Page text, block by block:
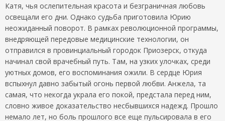
Катя, чья ослепительная красота и безграничная любовь
освещали его дни. Однако судьба приготовила Юрию
неожиданный поворот. В рамках революционной программы,
внедряющей передовые медицинские технологии, он
отправился в провинциальный городок Приозерск, откуда
начинал свой врачебный путь. Там, на узких улочках, среди
уютных домов, его воспоминания ожили. В сердце Юрия
вспыхнул давно забытый огонь первой любви. Анжела, та
самая, что некогда украла его покой, предстала перед ним,
словно живое доказательство несбывшихся надежд. Прошло
немало лет, но боль прошлого все еще пульсировала в его